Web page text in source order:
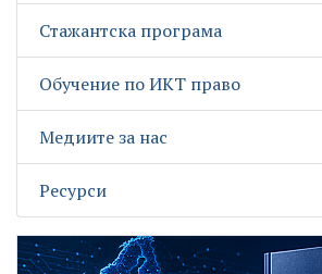
Стажантска програма
Обучение по ИКТ право
Медиите за нас
Ресурси